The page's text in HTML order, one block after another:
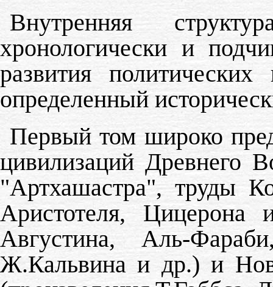
Внутренняя
хронологически и
развития
определенный
Первый том широко
цивилизаций Древнего
"Артхашастра", труды
Аристотеля, Цицерона
Августина, Аль-
Ж.Кальвина и др.) и